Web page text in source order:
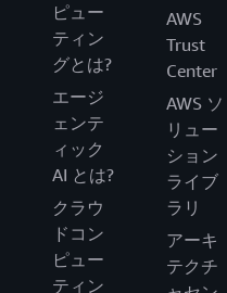
ピュー
ティン
グとは?
エージ
ェンテ
ィック
AI とは?
クラウ
ドコン
ピュー
ティン
AWS
Trust
Center
AWS ソ
リュー
ション
ライブ
ラリ
アーキ
テクチ